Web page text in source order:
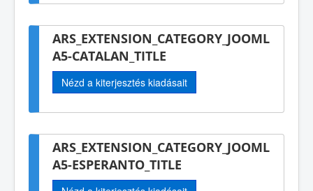
ARS_EXTENSION_CATEGORY_JOOML
A5-CATALAN_TITLE
Nézd a kiterjesztés kiadásait
ARS_EXTENSION_CATEGORY_JOOML
A5-ESPERANTO_TITLE